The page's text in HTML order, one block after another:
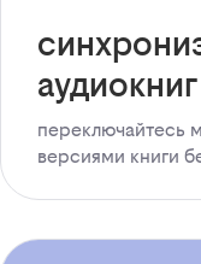
аудиокниг
переключайтесь
версиями книги